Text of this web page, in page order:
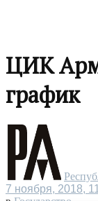
ЦИК
график
7 ноября, 2018,